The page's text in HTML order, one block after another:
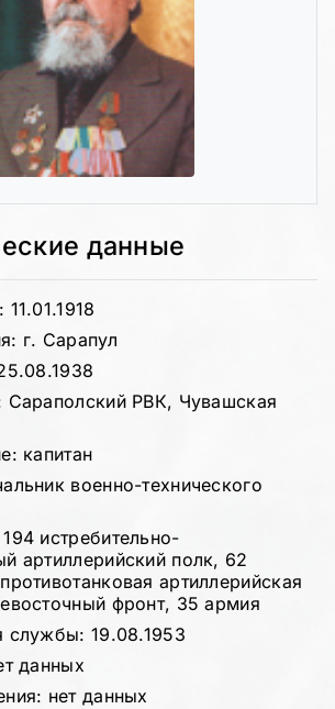
данные
г. Сарапул
Сараполский РВК, Чувашская
капитан
военно-технического
истребительно-
артиллерийский полк, 62
артиллерийская
фронт, 35 армия
службы: 19.08.1953
данных
нет данных